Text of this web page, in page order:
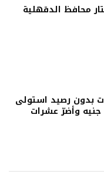
محافظ الدقهلية
بدون رصيد استولى
150 مليون جنيه وأضرّ عشرات